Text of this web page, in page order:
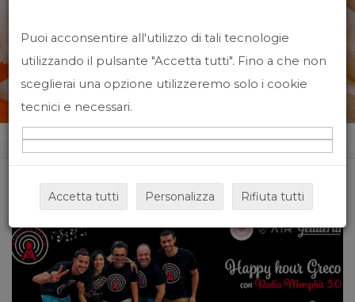
News&Events
Home News&events
Puoi acconsentire all'utilizzo di tali tecnologie
utilizzando il pulsante "Accetta tutti". Fino a che non
sceglierai una opzione utilizzeremo solo i cookie
tecnici e necessari.
Accetta tutti Personalizza Rifiuta tutti